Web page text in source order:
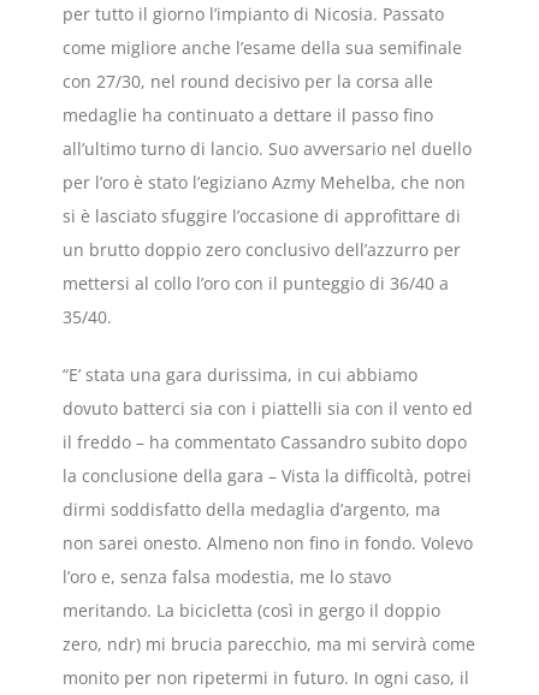
per tutto il giorno l’impianto di Nicosia. Passato
come migliore anche l’esame della sua semifinale
con 27/30, nel round decisivo per la corsa alle
medaglie ha continuato a dettare il passo fino
all’ultimo turno di lancio. Suo avversario nel duello
per l’oro è stato l’egiziano Azmy Mehelba, che non
si è lasciato sfuggire l’occasione di approfittare di
un brutto doppio zero conclusivo dell’azzurro per
mettersi al collo l’oro con il punteggio di 36/40 a
35/40.
“E’ stata una gara durissima, in cui abbiamo
dovuto batterci sia con i piattelli sia con il vento ed
il freddo – ha commentato Cassandro subito dopo
la conclusione della gara – Vista la difficoltà, potrei
dirmi soddisfatto della medaglia d’argento, ma
non sarei onesto. Almeno non fino in fondo. Volevo
l’oro e, senza falsa modestia, me lo stavo
meritando. La bicicletta (così in gergo il doppio
zero, ndr) mi brucia parecchio, ma mi servirà come
monito per non ripetermi in futuro. In ogni caso, il